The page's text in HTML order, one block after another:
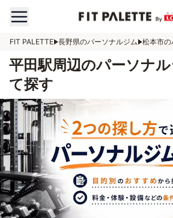
FIT PALETTE 長野県のパーソナルジム 松本市の
平田駅周辺のパーソナ
て探す